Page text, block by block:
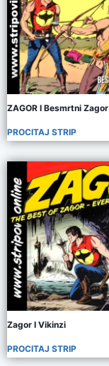
ZAGOR I Besmrtni Zagor
PROCITAJ STRIP
Zagor I Vikinzi
PROCITAJ STRIP